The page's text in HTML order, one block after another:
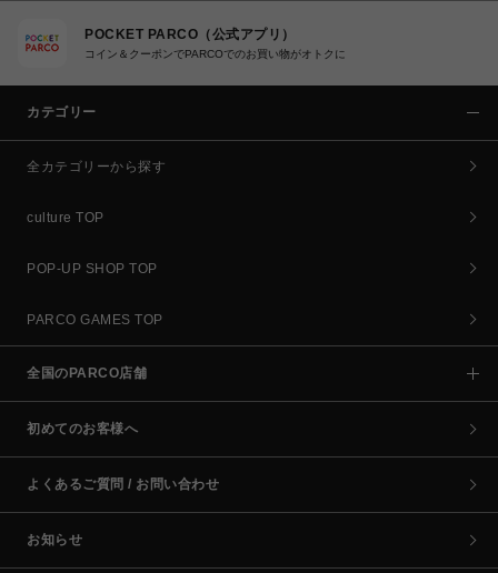
POCKET PARCO（公式アプリ）
コイン＆クーポンでPARCOでのお買い物がオトクに
カテゴリー
全カテゴリーから探す
culture TOP
POP-UP SHOP TOP
PARCO GAMES TOP
全国のPARCO店舗
初めてのお客様へ
よくあるご質問 / お問い合わせ
お知らせ